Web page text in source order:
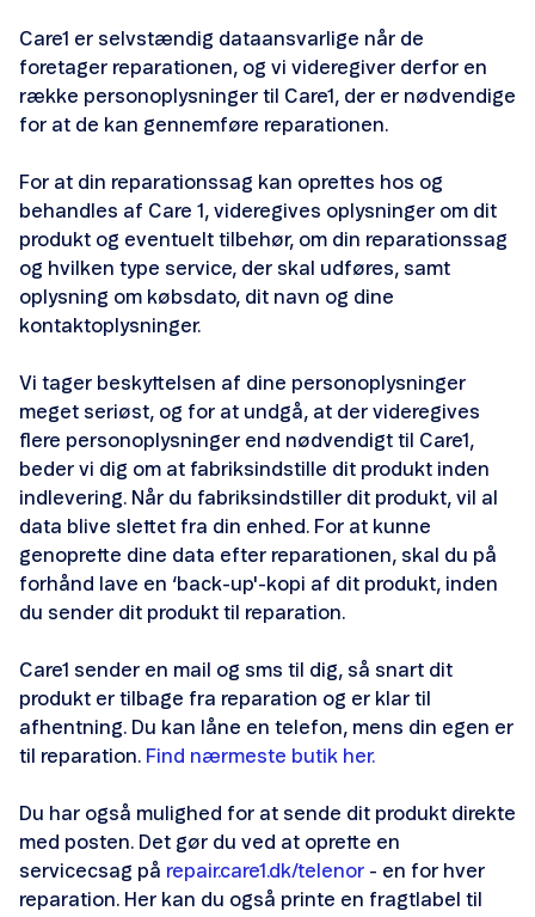
Smartnummer
eSIM
SIM Transfer
Telefonsvarer
Tildelt eSIM
Care1 er selvstændig dataansvarlige når de
foretager reparationen, og vi videregiver derfor en
række personoplysninger til Care1, der er nødvendige
for at de kan gennemføre reparationen.
For at din reparationssag kan oprettes hos og
behandles af Care 1, videregives oplysninger om dit
produkt og eventuelt tilbehør, om din reparationssag
og hvilken type service, der skal udføres, samt
oplysning om købsdato, dit navn og dine
kontaktoplysninger.
Vi tager beskyttelsen af dine personoplysninger
meget seriøst, og for at undgå, at der videregives
flere personoplysninger end nødvendigt til Care1,
beder vi dig om at fabriksindstille dit produkt inden
indlevering. Når du fabriksindstiller dit produkt, vil al
data blive slettet fra din enhed. For at kunne
genoprette dine data efter reparationen, skal du på
forhånd lave en ‘back-up'-kopi af dit produkt, inden
du sender dit produkt til reparation.
Care1 sender en mail og sms til dig, så snart dit
produkt er tilbage fra reparation og er klar til
afhentning. Du kan låne en telefon, mens din egen er
til reparation. Find nærmeste butik her.
Du har også mulighed for at sende dit produkt direkte
med posten. Det gør du ved at oprette en
servicecsag på repair.care1.dk/telenor - en for hver
reparation. Her kan du også printe en fragtlabel til